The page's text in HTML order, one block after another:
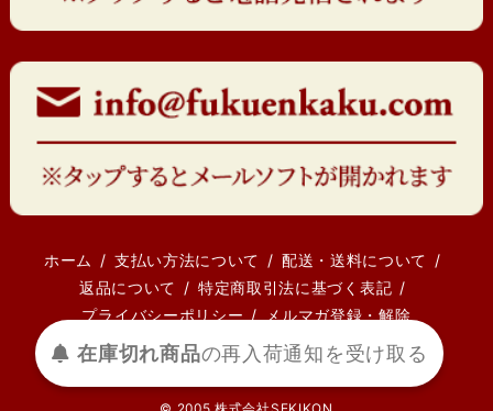
ホーム 支払い方法について
配送・送料について
返品について
特定商取引法に基づく表記
プライバシーポリシー
メルマガ登録・解除
在庫切れ商品の再入荷通知を受け取る